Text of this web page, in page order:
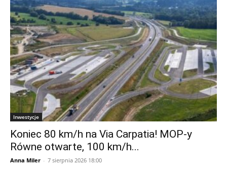
Inwestycje
Koniec 80 km/h na Via Carpatia! MOP-y
Równe otwarte, 100 km/h...
Anna Miler - 7 sierpnia 2026 18:00